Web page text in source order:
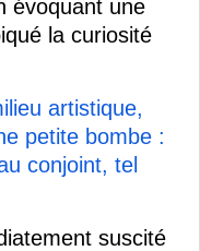
évoquant une
la curiosité
artistique,
petite bombe :
conjoint, tel
suscité